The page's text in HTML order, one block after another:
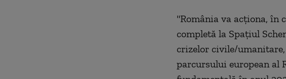
"România va acţiona, în
completă la Spaţiul
crizelor civile/
parcursului european al